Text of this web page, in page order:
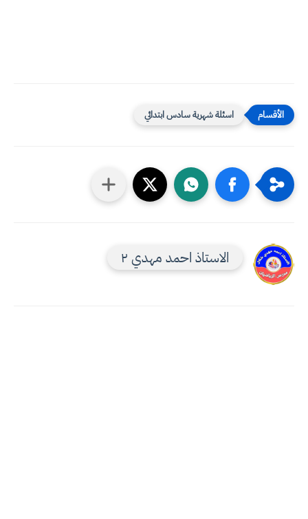
اسئلة شهرية سادس ابتدائي
الاستاذ احمد مهدي ٢